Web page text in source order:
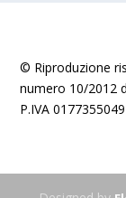
© Riproduzione
numero 10/2012
P.IVA